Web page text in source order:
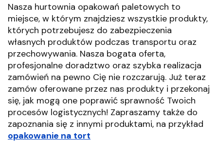
Nasza hurtownia opakowań paletowych to
miejsce, w którym znajdziesz wszystkie produkty,
których potrzebujesz do zabezpieczenia
własnych produktów podczas transportu oraz
przechowywania. Nasza bogata oferta,
profesjonalne doradztwo oraz szybka realizacja
zamówień na pewno Cię nie rozczarują. Już teraz
zamów oferowane przez nas produkty i przekonaj
się, jak mogą one poprawić sprawność Twoich
procesów logistycznych! Zapraszamy także do
zapoznania się z innymi produktami, na przykład
opakowanie na tort